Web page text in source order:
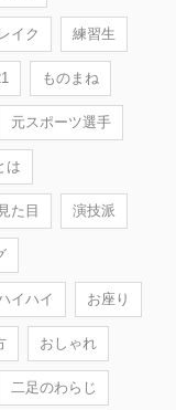
イク 練習生
ものまね
元スポーツ選手
は
見た目 演技派
イハイ お座り
おしゃれ
二足のわらじ